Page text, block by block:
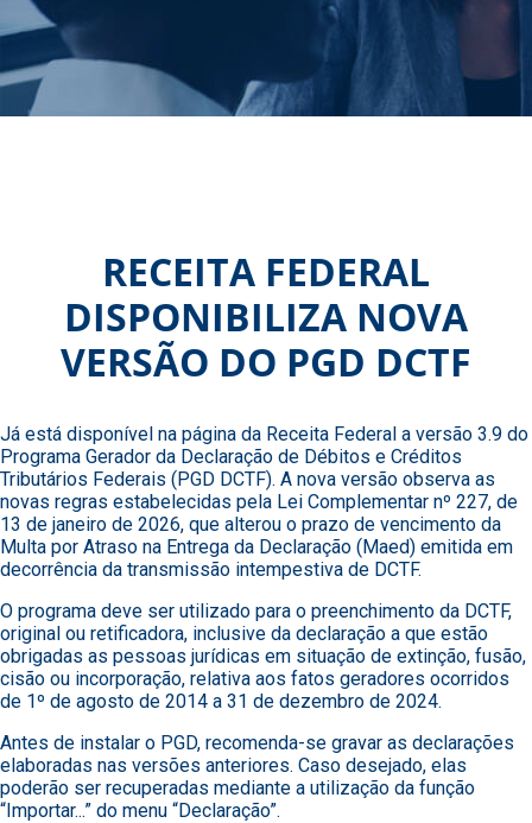
RECEITA FEDERAL
DISPONIBILIZA NOVA
VERSÃO DO PGD DCTF
Já está disponível na página da Receita Federal a versão 3.9 do
Programa Gerador da Declaração de Débitos e Créditos
Tributários Federais (PGD DCTF). A nova versão observa as
novas regras estabelecidas pela Lei Complementar nº 227, de
13 de janeiro de 2026, que alterou o prazo de vencimento da
Multa por Atraso na Entrega da Declaração (Maed) emitida em
decorrência da transmissão intempestiva de DCTF.
O programa deve ser utilizado para o preenchimento da DCTF,
original ou retificadora, inclusive da declaração a que estão
obrigadas as pessoas jurídicas em situação de extinção, fusão,
cisão ou incorporação, relativa aos fatos geradores ocorridos
de 1º de agosto de 2014 a 31 de dezembro de 2024.
Antes de instalar o PGD, recomenda-se gravar as declarações
elaboradas nas versões anteriores. Caso desejado, elas
poderão ser recuperadas mediante a utilização da função
“Importar...” do menu “Declaração”.